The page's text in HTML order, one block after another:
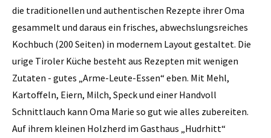
die traditionellen und authentischen Rezepte ihrer Oma
gesammelt und daraus ein frisches, abwechslungsreiches
Kochbuch (200 Seiten) in modernem Layout gestaltet. Die
urige Tiroler Küche besteht aus Rezepten mit wenigen
Zutaten - gutes „Arme-Leute-Essen“ eben. Mit Mehl,
Kartoffeln, Eiern, Milch, Speck und einer Handvoll
Schnittlauch kann Oma Marie so gut wie alles zubereiten.
Auf ihrem kleinen Holzherd im Gasthaus „Hudrhitt“